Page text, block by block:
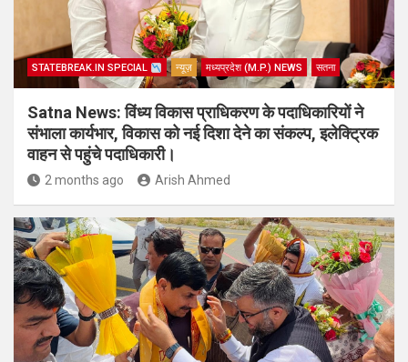
STATEBREAK.IN SPECIAL न्यूज़ मध्यप्रदेश (M.P.) NEWS सतना
Satna News: विंध्य विकास प्राधिकरण के पदाधिकारियों ने
संभाला कार्यभार, विकास को नई दिशा देने का संकल्प, इलेक्ट्रिक
वाहन से पहुंचे पदाधिकारी।
2 months ago Arish Ahmed